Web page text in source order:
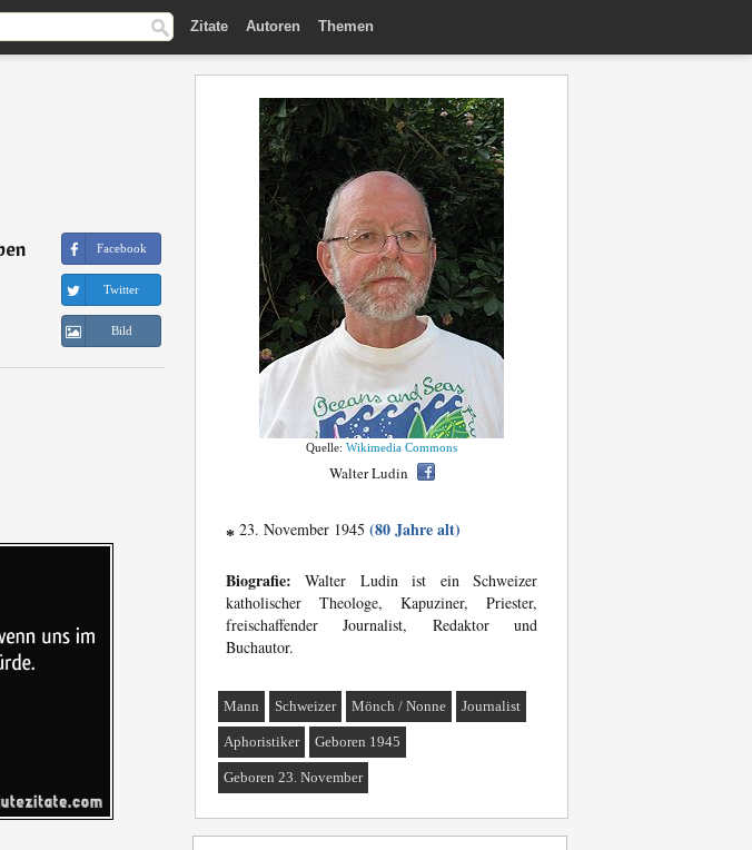
Zitate Autoren Themen
Facebook
Twitter
Bild
Quelle: Wikimedia Commons
Walter Ludin
* 23. November 1945 (80 Jahre alt)
Biografie: Walter Ludin ist ein Schweizer
katholischer Theologe, Kapuziner, Priester,
freischaffender Journalist, Redaktor und
Buchautor.
Mann Schweizer Mönch / Nonne Journalist
Aphoristiker Geboren 1945
Geboren 23. November